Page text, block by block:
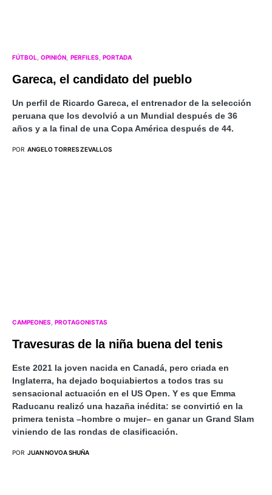
FÚTBOL OPINIÓN PERFILES PORTADA
Gareca, el candidato del pueblo
Un perfil de Ricardo Gareca, el entrenador de la selección
peruana que los devolvió a un Mundial después de 36
años y a la final de una Copa América después de 44.
POR ANGELO TORRES ZEVALLOS
CAMPEONES PROTAGONISTAS
Travesuras de la niña buena del tenis
Este 2021 la joven nacida en Canadá, pero criada en
Inglaterra, ha dejado boquiabiertos a todos tras su
sensacional actuación en el US Open. Y es que Emma
Raducanu realizó una hazaña inédita: se convirtió en la
primera tenista –hombre o mujer– en ganar un Grand Slam
viniendo de las rondas de clasificación.
POR JUAN NOVOA SHUÑA